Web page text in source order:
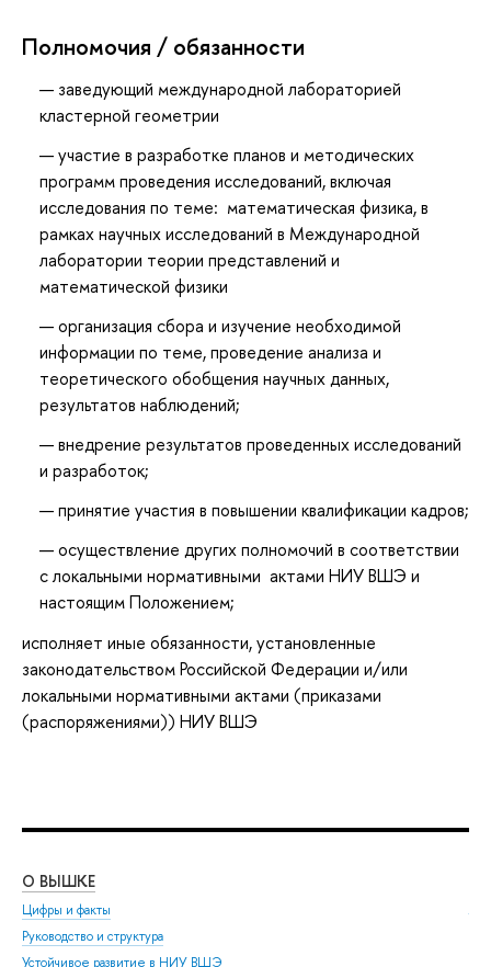
Полномочия / обязанности
заведующий международной лабораторией
кластерной геометрии
участие в разработке планов и методических
программ проведения исследований, включая
исследования по теме: математическая физика, в
рамках научных исследований в Международной
лаборатории теории представлений и
математической физики
организация сбора и изучение необходимой
информации по теме, проведение анализа и
теоретического обобщения научных данных,
результатов наблюдений;
внедрение результатов проведенных исследований
и разработок;
принятие участия в повышении квалификации кадров;
осуществление других полномочий в соответствии
с локальными нормативными актами НИУ ВШЭ и
настоящим Положением;
исполняет иные обязанности, установленные
законодательством Российской Федерации и/или
локальными нормативными актами (приказами
(распоряжениями)) НИУ ВШЭ
О ВЫШКЕ
Цифры и факты
Руководство и структура
Устойчивое развитие в НИУ ВШЭ